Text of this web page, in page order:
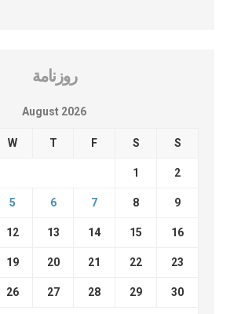
روزنامة
August 2026
W T F S S
1 2
5 6 7 8 9
12 13 14 15 16
19 20 21 22 23
26 27 28 29 30